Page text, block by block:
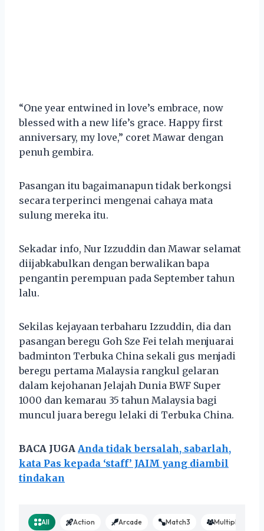
“One year entwined in love’s embrace, now
blessed with a new life’s grace. Happy first
anniversary, my love,” coret Mawar dengan
penuh gembira.
Pasangan itu bagaimanapun tidak berkongsi
secara terperinci mengenai cahaya mata
sulung mereka itu.
Sekadar info, Nur Izzuddin dan Mawar selamat
diijabkabulkan dengan berwalikan bapa
pengantin perempuan pada September tahun
lalu.
Sekilas kejayaan terbaharu Izzuddin, dia dan
pasangan beregu Goh Sze Fei telah menjuarai
badminton Terbuka China sekali gus menjadi
beregu pertama Malaysia rangkul gelaran
dalam kejohanan Jelajah Dunia BWF Super
1000 dan kemarau 35 tahun Malaysia bagi
muncul juara beregu lelaki di Terbuka China.
BACA JUGA Anda tidak bersalah, sabarlah,
kata Pas kepada ‘staff’ JAIM yang diambil
tindakan